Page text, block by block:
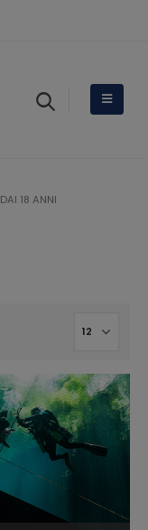
DAI 18 ANNI